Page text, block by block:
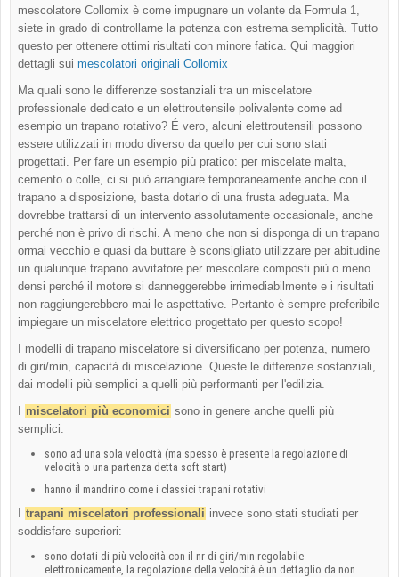
mescolatore Collomix è come impugnare un volante da Formula 1,
siete in grado di controllarne la potenza con estrema semplicità. Tutto
questo per ottenere ottimi risultati con minore fatica. Qui maggiori
dettagli sui mescolatori originali Collomix
Ma quali sono le differenze sostanziali tra un miscelatore
professionale dedicato e un elettroutensile polivalente come ad
esempio un trapano rotativo? É vero, alcuni elettroutensili possono
essere utilizzati in modo diverso da quello per cui sono stati
progettati. Per fare un esempio più pratico: per miscelate malta,
cemento o colle, ci si può arrangiare temporaneamente anche con il
trapano a disposizione, basta dotarlo di una frusta adeguata. Ma
dovrebbe trattarsi di un intervento assolutamente occasionale, anche
perché non è privo di rischi. A meno che non si disponga di un trapano
ormai vecchio e quasi da buttare è sconsigliato utilizzare per abitudine
un qualunque trapano avvitatore per mescolare composti più o meno
densi perché il motore si danneggerebbe irrimediabilmente e i risultati
non raggiungerebbero mai le aspettative. Pertanto è sempre preferibile
impiegare un miscelatore elettrico progettato per questo scopo!
I modelli di trapano miscelatore si diversificano per potenza, numero
di giri/min, capacità di miscelazione. Queste le differenze sostanziali,
dai modelli più semplici a quelli più performanti per l'edilizia.
miscelatori più economici sono in genere anche quelli più
semplici:
sono ad una sola velocità (ma spesso è presente la regolazione di
velocità o una partenza detta soft start)
hanno il mandrino come i classici trapani rotativi
trapani miscelatori professionali invece sono stati studiati per
soddisfare superiori:
sono dotati di più velocità con il nr di giri/min regolabile
elettronicamente, la regolazione della velocità è un dettaglio da non